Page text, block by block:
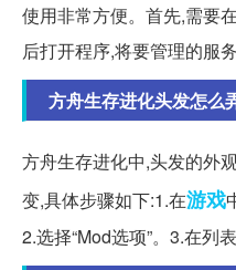
使用非常方便。首先,需要
后打开程序,将要管理的服
方舟生存进化头发怎么
方舟生存进化中,头发的外
变,具体步骤如下:1.在游戏
2.选择“Mod选项”。3.在列